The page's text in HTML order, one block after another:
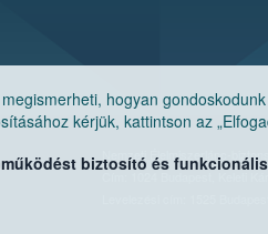
megismerheti, hogyan
kérjük, kattintson az
biztosító és
Nemzeti Élelmiszerlánc-